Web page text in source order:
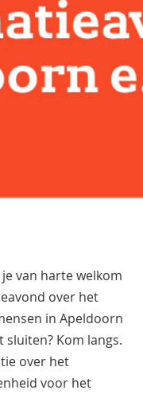
van harte welkom
over het
in Apeldoorn
sluiten? Kom langs.
over het
voor het